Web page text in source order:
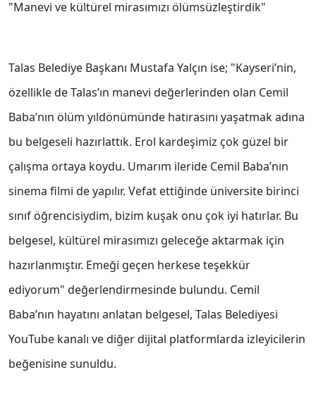
"Manevi ve kültürel mirasımızı ölümsüzleştirdik"
Talas Belediye Başkanı Mustafa Yalçın ise; "Kayseri’nin,
özellikle de Talas’ın manevi değerlerinden olan Cemil
Baba’nın ölüm yıldönümünde hatırasını yaşatmak adına
bu belgeseli hazırlattık. Erol kardeşimiz çok güzel bir
çalışma ortaya koydu. Umarım ileride Cemil Baba’nın
sinema filmi de yapılır. Vefat ettiğinde üniversite birinci
sınıf öğrencisiydim, bizim kuşak onu çok iyi hatırlar. Bu
belgesel, kültürel mirasımızı geleceğe aktarmak için
hazırlanmıştır. Emeği geçen herkese teşekkür
ediyorum" değerlendirmesinde bulundu. Cemil
Baba’nın hayatını anlatan belgesel, Talas Belediyesi
YouTube kanalı ve diğer dijital platformlarda izleyicilerin
beğenisine sunuldu.